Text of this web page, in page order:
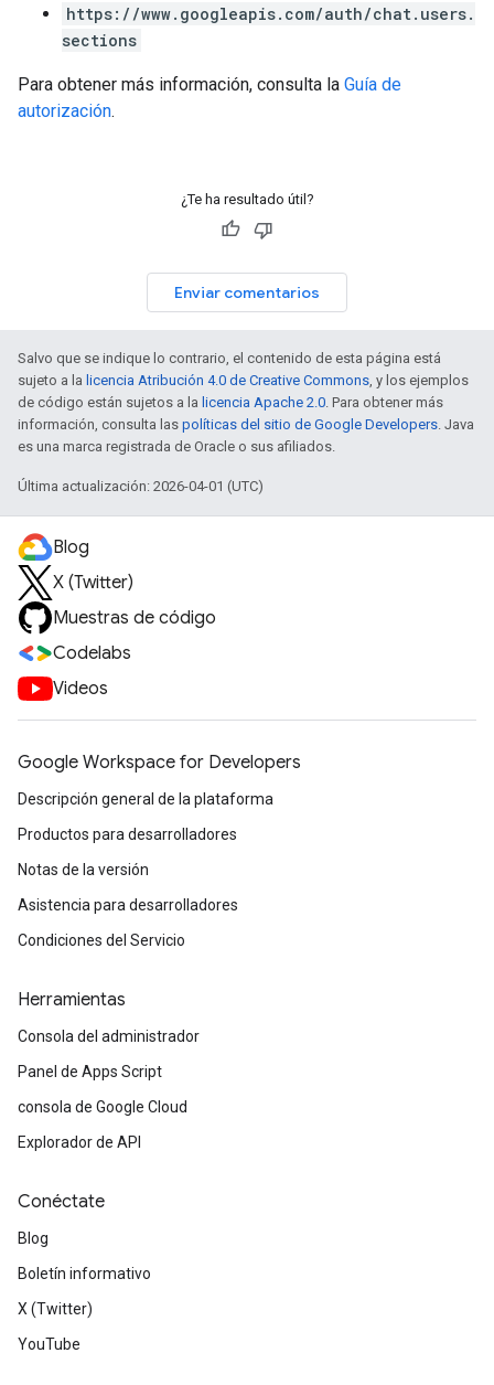
https://www.googleapis.com/auth/chat.users.
sections
Para obtener más información, consulta la Guía de
autorización.
¿Te ha resultado útil?
Enviar comentarios
Salvo que se indique lo contrario, el contenido de esta página está
sujeto a la licencia Atribución 4.0 de Creative Commons, y los ejemplos
de código están sujetos a la licencia Apache 2.0. Para obtener más
información, consulta las políticas del sitio de Google Developers. Java
es una marca registrada de Oracle o sus afiliados.
Última actualización: 2026-04-01 (UTC)
Blog
X (Twitter)
Muestras de código
Codelabs
Videos
Google Workspace for Developers
Descripción general de la plataforma
Productos para desarrolladores
Notas de la versión
Asistencia para desarrolladores
Condiciones del Servicio
Herramientas
Consola del administrador
Panel de Apps Script
consola de Google Cloud
Explorador de API
Conéctate
Blog
Boletín informativo
X (Twitter)
YouTube